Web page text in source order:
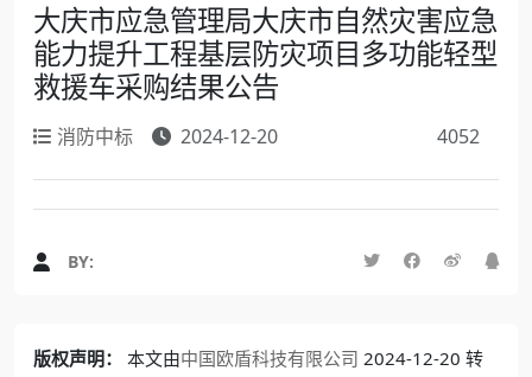
大庆市应急管理局大庆市自然灾害应急
能力提升工程基层防灾项目多功能轻型
救援车采购结果公告
消防中标 2024-12-20 4052
BY:
版权声明： 本文由中国欧盾科技有限公司 2024-12-20 转